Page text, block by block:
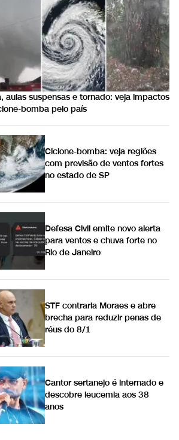
aulas suspensas e tornado: veja impactos
bomba pelo país
Ciclone-bomba: veja regiões
com previsão de ventos fortes
no estado de SP
Defesa Civil emite novo alerta
para ventos e chuva forte no
Rio de Janeiro
STF contraria Moraes e abre
brecha para reduzir penas de
réus do 8/1
Cantor sertanejo é internado e
descobre leucemia aos 38
anos